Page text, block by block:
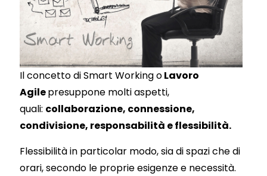
Il concetto di Smart Working oLavoro
Agilepresuppone molti aspetti,
quali: collaborazione, connessione,
condivisione, responsabilità e flessibilità.
Flessibilità in particolar modo, sia di spazi che di
orari, secondo le proprie esigenze e necessità.